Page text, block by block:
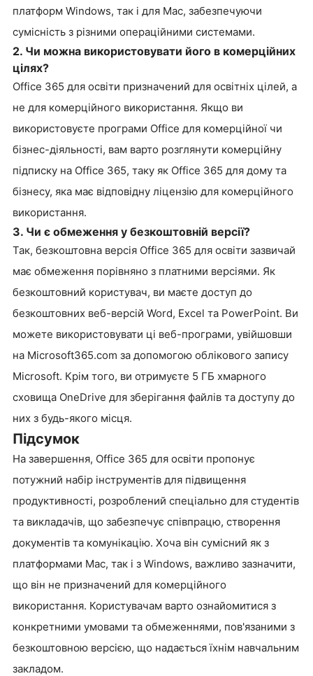
платформ Windows, так і для Mac, забезпечуючи
сумісність з різними операційними системами.
2. Чи можна використовувати його в комерційних
цілях?
Office 365 для освіти призначений для освітніх цілей, а
не для комерційного використання. Якщо ви
використовуєте програми Office для комерційної чи
бізнес-діяльності, вам варто розглянути комерційну
підписку на Office 365, таку як Office 365 для дому та
бізнесу, яка має відповідну ліцензію для комерційного
використання.
3. Чи є обмеження у безкоштовній версії?
Так, безкоштовна версія Office 365 для освіти зазвичай
має обмеження порівняно з платними версіями. Як
безкоштовний користувач, ви маєте доступ до
безкоштовних веб-версій Word, Excel та PowerPoint. Ви
можете використовувати ці веб-програми, увійшовши
на Microsoft365.com за допомогою облікового запису
Microsoft. Крім того, ви отримуєте 5 ГБ хмарного
сховища OneDrive для зберігання файлів та доступу до
них з будь-якого місця.
Підсумок
На завершення, Office 365 для освіти пропонує
потужний набір інструментів для підвищення
продуктивності, розроблений спеціально для студентів
та викладачів, що забезпечує співпрацю, створення
документів та комунікацію. Хоча він сумісний як з
платформами Mac, так і з Windows, важливо зазначити,
що він не призначений для комерційного
використання. Користувачам варто ознайомитися з
конкретними умовами та обмеженнями, пов'язаними з
безкоштовною версією, що надається їхнім навчальним
закладом.